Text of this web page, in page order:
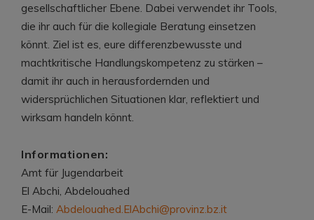
gesellschaftlicher Ebene. Dabei verwendet ihr Tools,
die ihr auch für die kollegiale Beratung einsetzen
könnt. Ziel ist es, eure differenzbewusste und
machtkritische Handlungskompetenz zu stärken –
damit ihr auch in herausfordernden und
widersprüchlichen Situationen klar, reflektiert und
wirksam handeln könnt.
Informationen:
Amt für Jugendarbeit
El Abchi, Abdelouahed
E-Mail: Abdelouahed.ElAbchi@provinz.bz.it